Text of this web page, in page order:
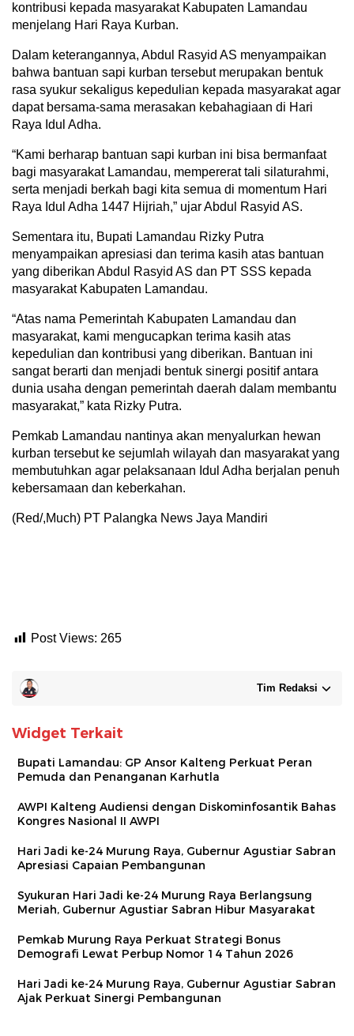
kontribusi kepada masyarakat Kabupaten Lamandau
menjelang Hari Raya Kurban.
Dalam keterangannya, Abdul Rasyid AS menyampaikan
bahwa bantuan sapi kurban tersebut merupakan bentuk
rasa syukur sekaligus kepedulian kepada masyarakat agar
dapat bersama-sama merasakan kebahagiaan di Hari
Raya Idul Adha.
“Kami berharap bantuan sapi kurban ini bisa bermanfaat
bagi masyarakat Lamandau, mempererat tali silaturahmi,
serta menjadi berkah bagi kita semua di momentum Hari
Raya Idul Adha 1447 Hijriah,” ujar Abdul Rasyid AS.
Sementara itu, Bupati Lamandau Rizky Putra
menyampaikan apresiasi dan terima kasih atas bantuan
yang diberikan Abdul Rasyid AS dan PT SSS kepada
masyarakat Kabupaten Lamandau.
“Atas nama Pemerintah Kabupaten Lamandau dan
masyarakat, kami mengucapkan terima kasih atas
kepedulian dan kontribusi yang diberikan. Bantuan ini
sangat berarti dan menjadi bentuk sinergi positif antara
dunia usaha dengan pemerintah daerah dalam membantu
masyarakat,” kata Rizky Putra.
Pemkab Lamandau nantinya akan menyalurkan hewan
kurban tersebut ke sejumlah wilayah dan masyarakat yang
membutuhkan agar pelaksanaan Idul Adha berjalan penuh
kebersamaan dan keberkahan.
(Red/,Much) PT Palangka News Jaya Mandiri
Post Views: 265
Tim Redaksi
Widget Terkait
Bupati Lamandau: GP Ansor Kalteng Perkuat Peran
Pemuda dan Penanganan Karhutla
AWPI Kalteng Audiensi dengan Diskominfosantik Bahas
Kongres Nasional II AWPI
Hari Jadi ke-24 Murung Raya, Gubernur Agustiar Sabran
Apresiasi Capaian Pembangunan
Syukuran Hari Jadi ke-24 Murung Raya Berlangsung
Meriah, Gubernur Agustiar Sabran Hibur Masyarakat
Pemkab Murung Raya Perkuat Strategi Bonus
Demografi Lewat Perbup Nomor 14 Tahun 2026
Hari Jadi ke-24 Murung Raya, Gubernur Agustiar Sabran
Ajak Perkuat Sinergi Pembangunan